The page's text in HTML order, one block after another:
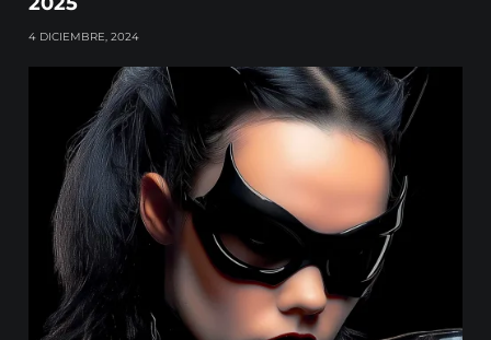
4 DICIEMBRE, 2024